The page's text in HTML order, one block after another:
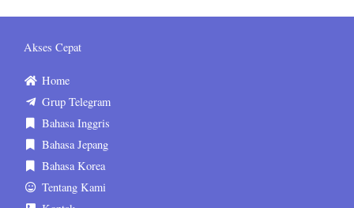
Akses Cepat
Home
Grup Telegram
Bahasa Inggris
Bahasa Jepang
Bahasa Korea
Tentang Kami